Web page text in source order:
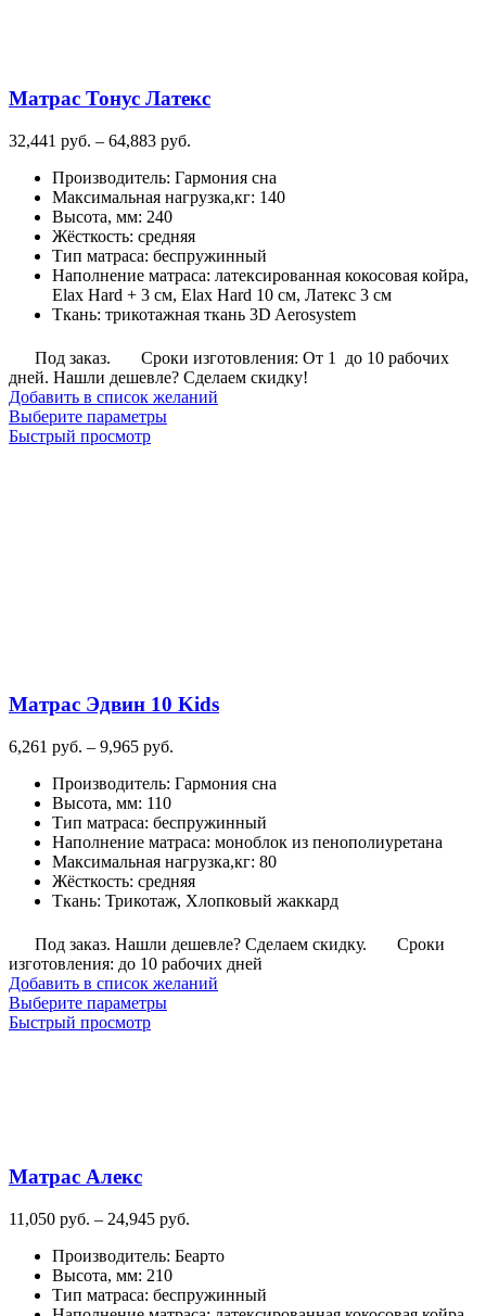
Матрас Тонус Латекс
32,441 руб. – 64,883 руб.
32,441
руб.
64,883
руб.
Производитель: Гармония сна
Максимальная нагрузка,кг: 140
Высота, мм: 240
Жёсткость: средняя
Тип матраса: беспружинный
Наполнение матраса: латексированная кокосовая койра,
Elax Hard + 3 см, Elax Hard 10 см, Латекс 3 см
Ткань: трикотажная ткань 3D Aerosystem
Под заказ.
Сроки изготовления: От 1 до 10 рабочих
дней. Нашли дешевле? Сделаем скидку!
Добавить в список желаний
Выберите параметрыЭтот
Быстрый просмотр
Матрас Эдвин 10 Kids
6,261 руб. – 9,965 руб.
6,261
–
9,965
руб.
Производитель: Гармония сна
Высота, мм: 110
Тип матраса: беспружинный
Наполнение матраса: моноблок из пенополиуретана
Максимальная нагрузка,кг: 80
Жёсткость: средняя
Ткань: Трикотаж, Хлопковый жаккард
Под заказ. Нашли дешевле? Сделаем скидку.
Сроки
изготовления: до 10 рабочих дней
Добавить в список желаний
Выберите параметрыЭтот
Быстрый просмотр
Матрас Алекс
11,050 руб. – 24,945 руб.
11,050
–
Производитель: Беарто
Высота, мм: 210
Тип матраса: беспружинный